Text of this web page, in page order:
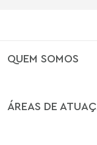
QUEM SOMOS
ÁREAS DE